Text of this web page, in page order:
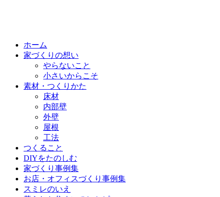
ホーム
家づくりの想い
やらないこと
小さいからこそ
素材・つくりかた
床材
内部壁
外壁
屋根
工法
つくること
DIYをたのしむ
家づくり事例集
お店・オフィスづくり事例集
スミレのいえ